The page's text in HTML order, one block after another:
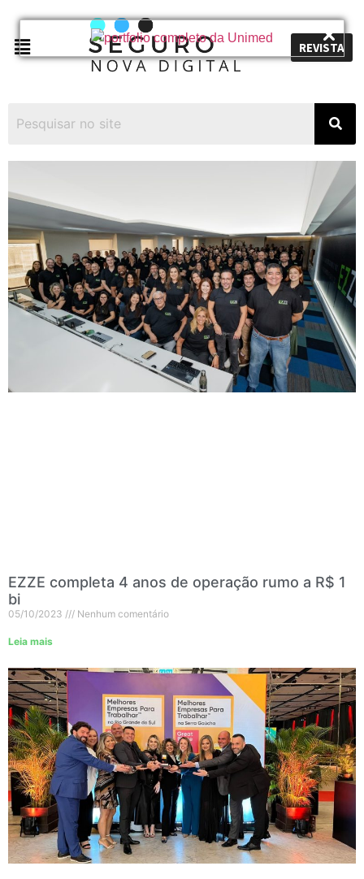
REVISTA
EZZE completa 4 anos de operação rumo a R$ 1
bi
05/10/2023 Nenhum comentário
Leia mais